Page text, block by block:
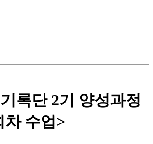
록단 2기 양성과정
차 수업>